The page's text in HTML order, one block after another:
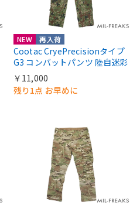
NEW 再入荷
Cootac CryePrecisionタイプ
G3 コンバットパンツ 陸自迷彩
￥11,000
残り1点 お早めに